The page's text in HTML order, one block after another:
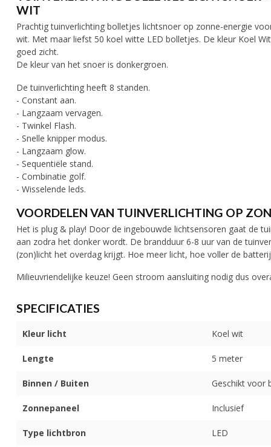
WIT
Prachtig tuinverlichting bolletjes lichtsnoer op zonne-energie
wit. Met maar liefst 50 koel witte LED bolletjes. De kleur Koel
goed zicht.
De kleur van het snoer is donkergroen.
De tuinverlichting heeft 8 standen.
- Constant aan.
- Langzaam vervagen.
- Twinkel Flash.
- Snelle knipper modus.
- Langzaam glow.
- Sequentiële stand.
- Combinatie golf.
- Wisselende leds.
VOORDELEN VAN TUINVERLICHTING OP
Het is plug & play! Door de ingebouwde lichtsensoren gaat de
aan zodra het donker wordt. De brandduur 6-8 uur van de
(zon)licht het overdag krijgt. Hoe meer licht, hoe voller de
Milieuvriendelijke keuze! Geen stroom aansluiting nodig dus
SPECIFICATIES
Kleur licht Koel wit
Lengte 5 meter
Binnen / Buiten Geschikt voor
Zonnepaneel Inclusief
Type lichtbron LED